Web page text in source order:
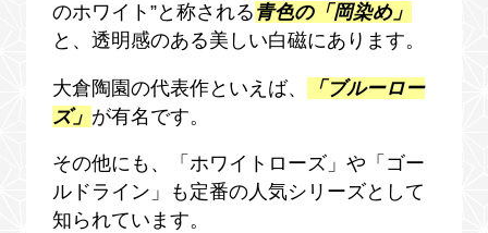
のホワイト”と称される 青色の「岡染め」
と、透明感のある美しい白磁にあります。
大倉陶園の代表作といえば、
「ブルーロー
ズ」 が有名です。
その他にも、「ホワイトローズ」や「ゴー
ルドライン」も定番の人気シリーズとして
知られています。